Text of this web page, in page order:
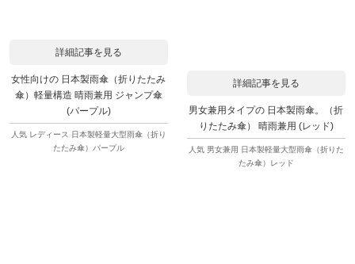
詳細記事を見る
女性向けの 日本製雨傘（折りたたみ
傘）軽量構造 晴雨兼用 ジャンプ傘
(パープル)
人気 レディース 日本製軽量大型雨傘（折り
たたみ傘）パープル
詳細記事を見る
男女兼用タイプの 日本製雨傘。（折
りたたみ傘） 晴雨兼用 (レッド)
人気 男女兼用 日本製軽量大型雨傘（折りた
たみ傘）レッド